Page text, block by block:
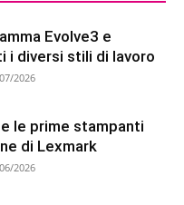
Evolve3 e
i diversi stili di lavoro
2026
le prime stampanti
di Lexmark
2026